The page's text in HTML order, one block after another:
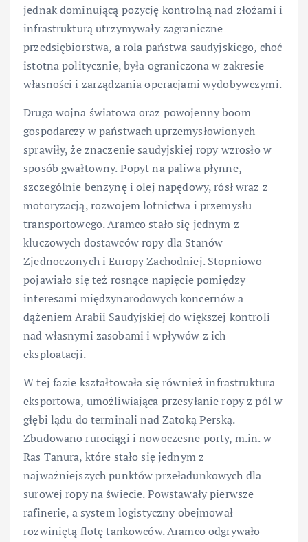
jednak dominującą pozycję kontrolną nad złożami i
infrastrukturą utrzymywały zagraniczne
przedsiębiorstwa, a rola państwa saudyjskiego, choć
istotna politycznie, była ograniczona w zakresie
własności i zarządzania operacjami wydobywczymi.
Druga wojna światowa oraz powojenny boom
gospodarczy w państwach uprzemysłowionych
sprawiły, że znaczenie saudyjskiej ropy wzrosło w
sposób gwałtowny. Popyt na paliwa płynne,
szczególnie benzynę i olej napędowy, rósł wraz z
motoryzacją, rozwojem lotnictwa i przemysłu
transportowego. Aramco stało się jednym z
kluczowych dostawców ropy dla Stanów
Zjednoczonych i Europy Zachodniej. Stopniowo
pojawiało się też rosnące napięcie pomiędzy
interesami międzynarodowych koncernów a
dążeniem Arabii Saudyjskiej do większej kontroli
nad własnymi zasobami i wpływów z ich
eksploatacji.
W tej fazie kształtowała się również infrastruktura
eksportowa, umożliwiająca przesyłanie ropy z pól w
głębi lądu do terminali nad Zatoką Perską.
Zbudowano rurociągi i nowoczesne porty, m.in. w
Ras Tanura, które stało się jednym z
najważniejszych punktów przeładunkowych dla
surowej ropy na świecie. Powstawały pierwsze
rafinerie, a system logistyczny obejmował
rozwiniętą flotę tankowców. Aramco odgrywało